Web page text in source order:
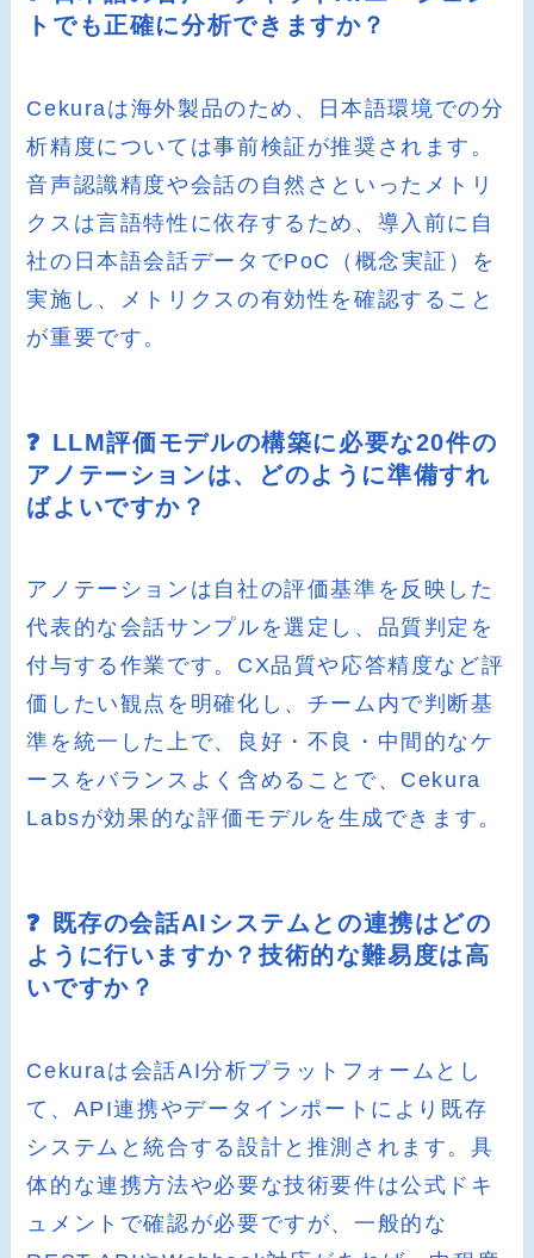
トでも正確に分析できますか？
Cekuraは海外製品のため、日本語環境での分
析精度については事前検証が推奨されます。
音声認識精度や会話の自然さといったメトリ
クスは言語特性に依存するため、導入前に自
社の日本語会話データでPoC（概念実証）を
実施し、メトリクスの有効性を確認すること
が重要です。
❓ LLM評価モデルの構築に必要な20件の
アノテーションは、どのように準備すれ
ばよいですか？
アノテーションは自社の評価基準を反映した
代表的な会話サンプルを選定し、品質判定を
付与する作業です。CX品質や応答精度など評
価したい観点を明確化し、チーム内で判断基
準を統一した上で、良好・不良・中間的なケ
ースをバランスよく含めることで、Cekura
Labsが効果的な評価モデルを生成できます。
❓ 既存の会話AIシステムとの連携はどの
ように行いますか？技術的な難易度は高
いですか？
Cekuraは会話AI分析プラットフォームとし
て、API連携やデータインポートにより既存
システムと統合する設計と推測されます。具
体的な連携方法や必要な技術要件は公式ドキ
ュメントで確認が必要ですが、一般的な